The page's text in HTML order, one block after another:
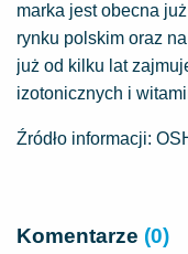
marka jest obecna
rynku polskim oraz
już od kilku lat
izotonicznych i
Źródło informacji:
Komentarze (0)